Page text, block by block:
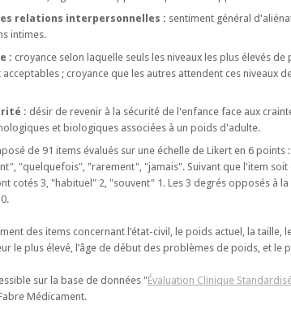
relations interpersonnelles : sentiment général
intimes.
: croyance selon laquelle seuls les niveaux les plus élevés
; croyance que les autres attendent ces niveaux
: désir de revenir à la sécurité de l'enfance face aux
et biologiques associées à un poids d'adulte.
de 91 items évalués sur une échelle de Likert en 6 points
"quelquefois", "rarement", "jamais". Suivant que l'item soit
cotés 3, "habituel" 2, "souvent" 1. Les 3 degrés opposés à
des items concernant l’état-civil, le poids actuel, la taille,
le plus élevé, l’âge de début des problèmes de poids, et le
sur la base de données "Évaluation Clinique
Médicament.